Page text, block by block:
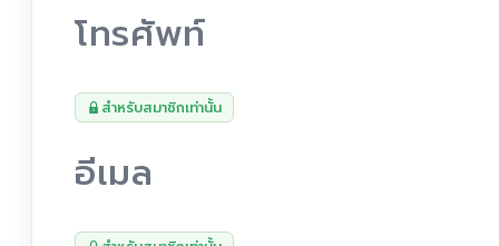
โทรศัพท์
สำหรับสมาชิกเท่านั้น
อีเมล